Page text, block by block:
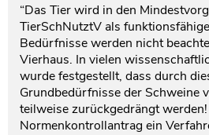
“Das Tier wird in den
TierSchNutztV als
Bedürfnisse werden nicht
Vierhaus. In vielen
wurde festgestellt, dass durch
Grundbedürfnisse der Schweine
teilweise zurückgedrängt
Normenkontrollantrag ein